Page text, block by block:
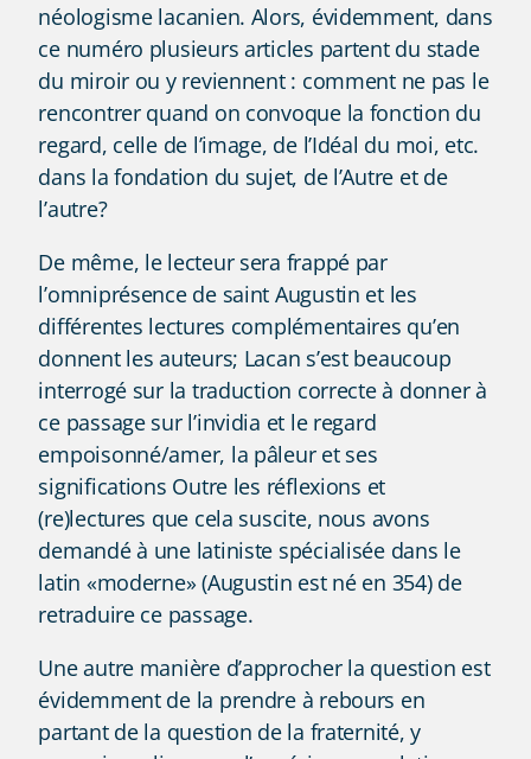
néologisme lacanien. Alors, évidemment, dans
ce numéro plusieurs articles partent du stade
du miroir ou y reviennent : comment ne pas le
rencontrer quand on convoque la fonction du
regard, celle de l’image, de l’Idéal du moi, etc.
dans la fondation du sujet, de l’Autre et de
l’autre?
De même, le lecteur sera frappé par
l’omniprésence de saint Augustin et les
différentes lectures complémentaires qu’en
donnent les auteurs; Lacan s’est beaucoup
interrogé sur la traduction correcte à donner à
ce passage sur l’invidia et le regard
empoisonné/amer, la pâleur et ses
significations Outre les réflexions et
(re)lectures que cela suscite, nous avons
demandé à une latiniste spécialisée dans le
latin «moderne» (Augustin est né en 354) de
retraduire ce passage.
Une autre manière d’approcher la question est
évidemment de la prendre à rebours en
partant de la question de la fraternité, y